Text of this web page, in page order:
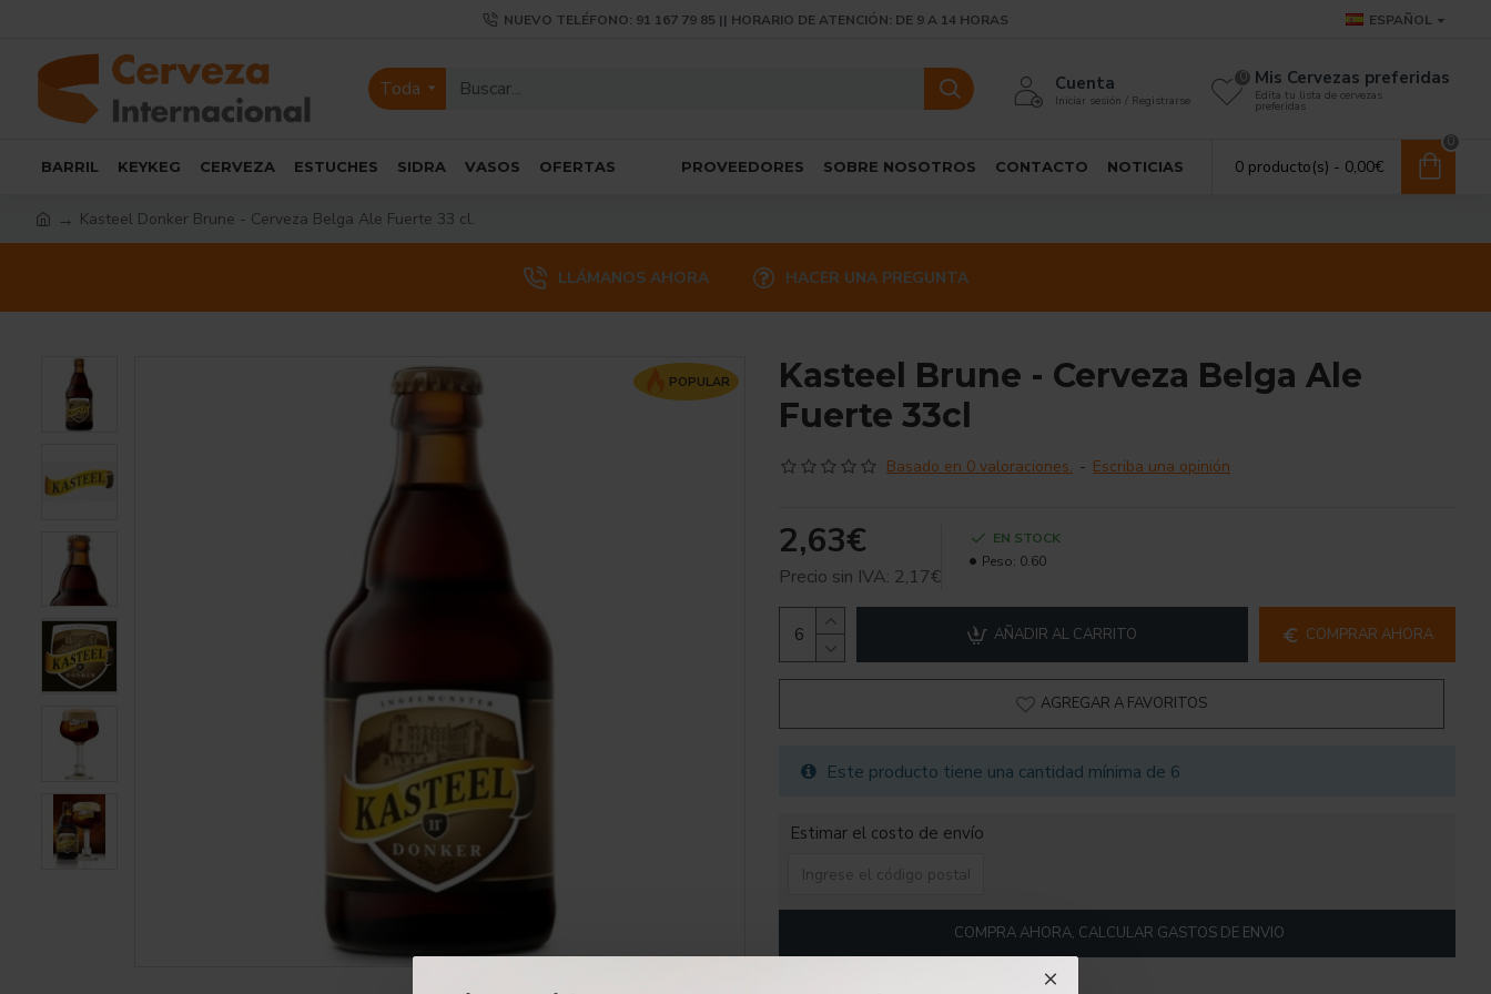
NUEVO TELÉFONO: 91 167 79 85 || HORARIO DE ATENCIÓN: DE 9 A 14 HORAS ESPAÑOL
Toda Cuenta
Iniciar sesión / Registrarse
Mis Cervezas preferidas
Edita tu lista de cervezas
preferidas
0
BARRIL KEYKEG CERVEZA ESTUCHES SIDRA VASOS OFERTAS PROVEEDORES SOBRE NOSOTROS CONTACTO NOTICIAS 0 producto(s) - 0,00€
0
Kasteel Donker Brune - Cerveza Belga Ale Fuerte 33 cl.
LLÁMANOS AHORA HACER UNA PREGUNTA
POPULAR
Kasteel Brune - Cerveza Belga Ale
Fuerte 33cl
Basado en 0 valoraciones. - Escriba una opinión
2,63€
Precio sin IVA: 2,17€
EN STOCK
Peso: 0.60
AÑADIR AL CARRITO COMPRAR AHORA
AGREGAR A FAVORITOS
Este producto tiene una cantidad mínima de 6
Estimar el costo de envío
COMPRA AHORA, CALCULAR GASTOS DE ENVIO